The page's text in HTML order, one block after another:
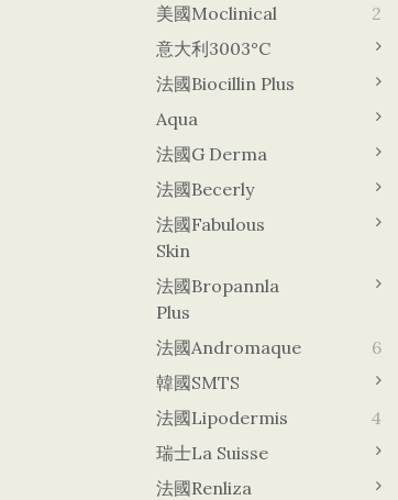
美國Moclinical
2
意大利3003°C
法國Biocillin Plus
Aqua
法國G Derma
法國Becerly
法國Fabulous
Skin
法國Bropannla
Plus
法國Andromaque
6
韓國sMTS
法國Lipodermis
4
瑞士La Suisse
法國Renliza